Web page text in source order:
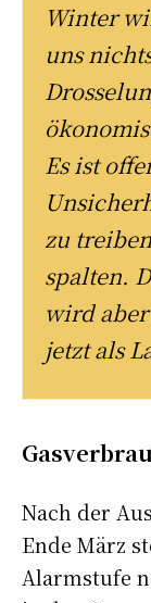
Winter
uns
Es ist
zu
spalten.
wird
jetzt als
Nach der
Ende März
Alarmstufe